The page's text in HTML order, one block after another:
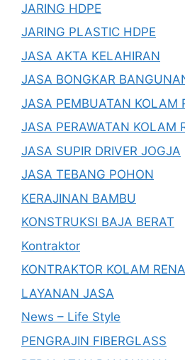
JARING HDPE
JARING PLASTIC HDPE
JASA AKTA KELAHIRAN
JASA BONGKAR
JASA PEMBUATAN KOLAM
JASA PERAWATAN KOLAM
JASA SUPIR DRIVER JOGJA
JASA TEBANG POHON
KERAJINAN BAMBU
KONSTRUKSI BAJA BERAT
Kontraktor
KONTRAKTOR KOLAM
LAYANAN JASA
News – Life Style
PENGRAJIN FIBERGLASS